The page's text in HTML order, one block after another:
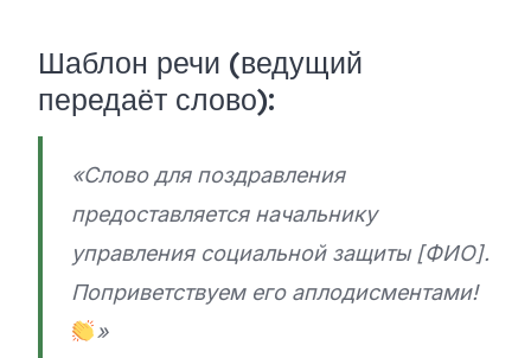
Шаблон речи (ведущий
передаёт слово):
«Слово для поздравления
предоставляется начальнику
управления социальной защиты [ФИО].
Поприветствуем его аплодисментами!
»